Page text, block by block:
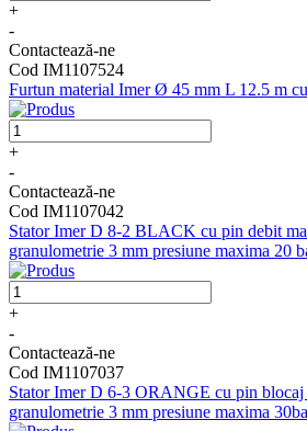
+
-
Contactează-ne
Cod IM1107524
Furtun material Imer Ø 45 mm L 12.5 m
+
-
Contactează-ne
Cod IM1107042
Stator Imer D 8-2 BLACK cu pin debit
granulometrie 3 mm presiune maxima 20
+
-
Contactează-ne
Cod IM1107037
Stator Imer D 6-3 ORANGE cu pin
granulometrie 3 mm presiune maxima